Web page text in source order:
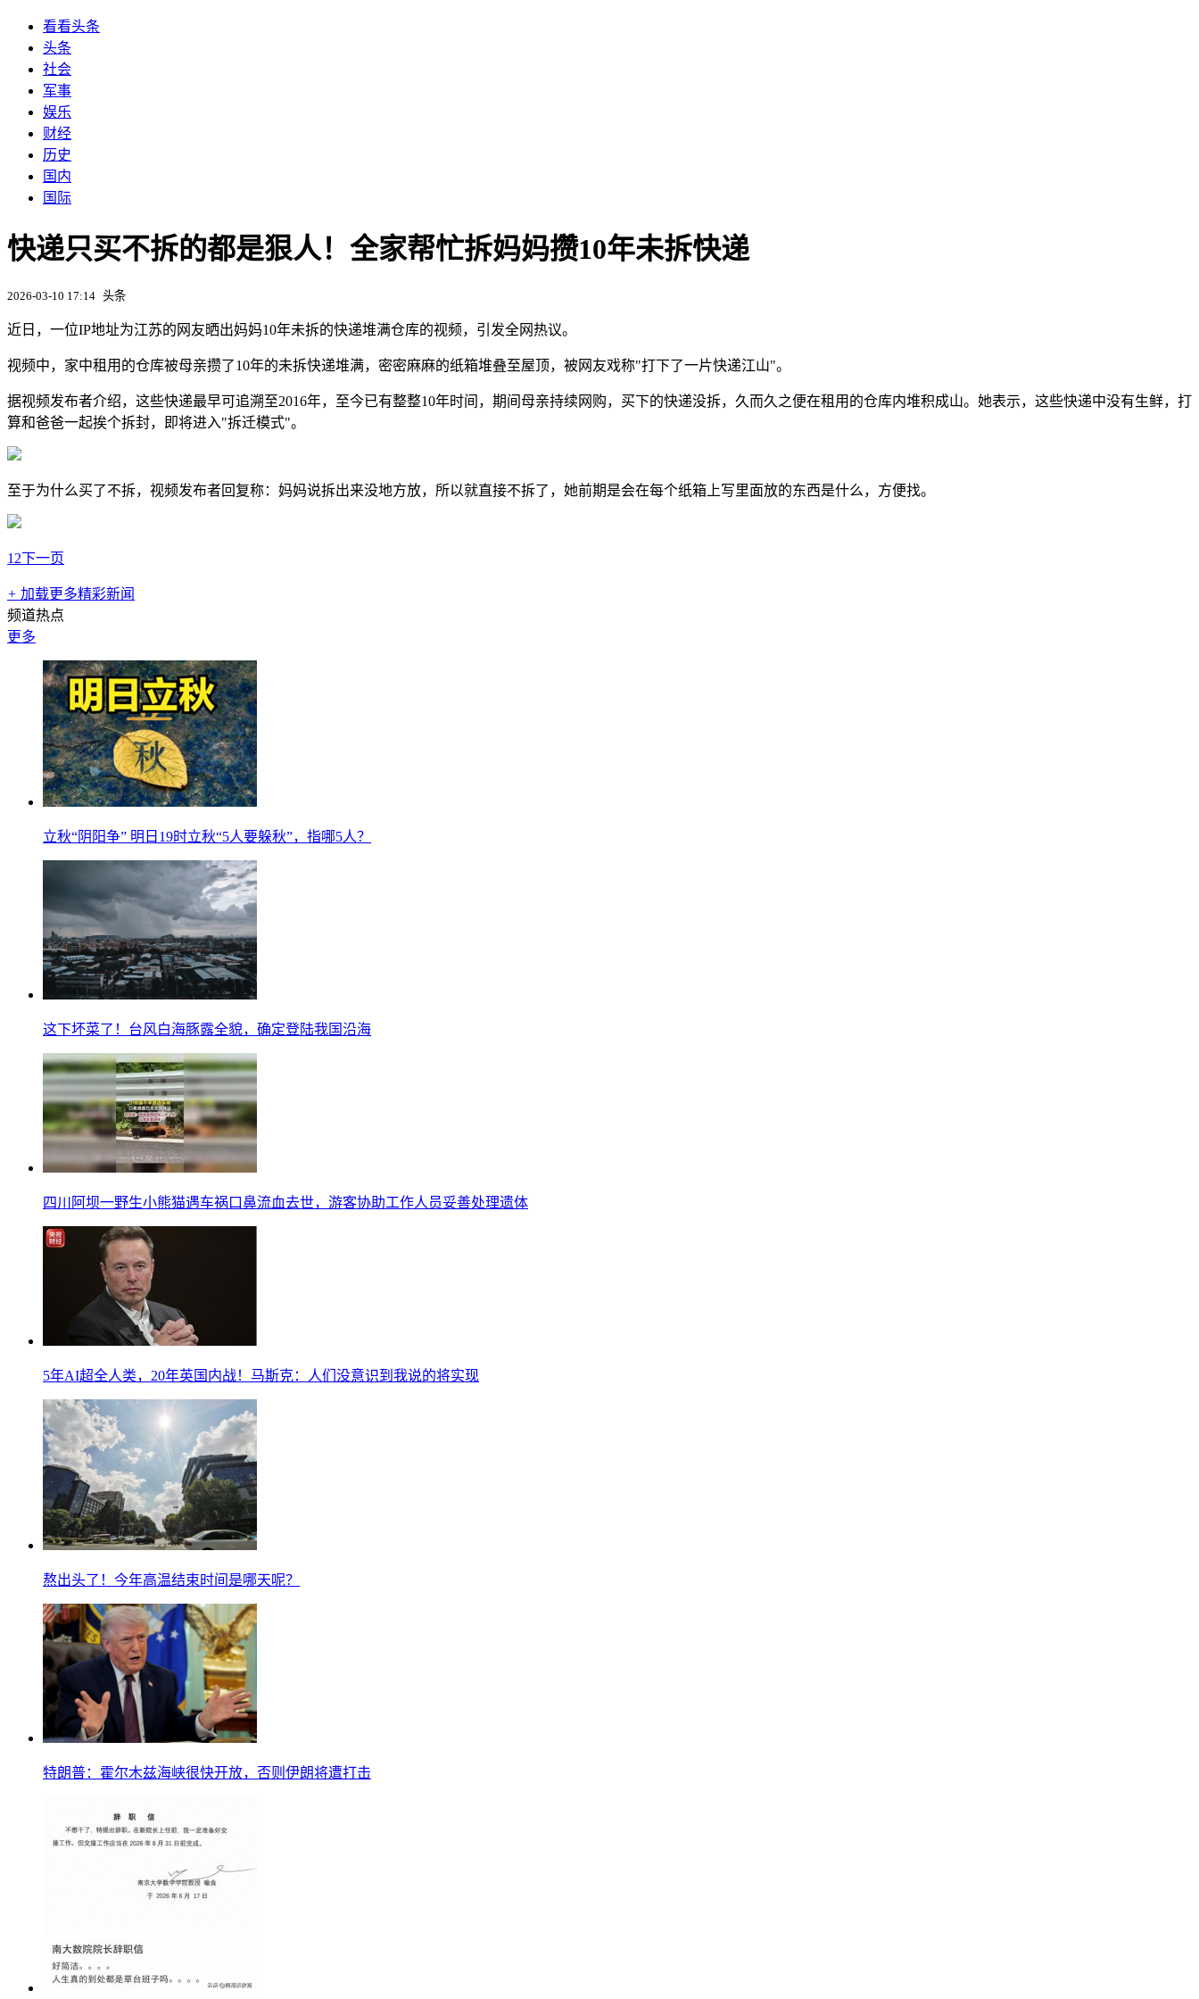
看看头条
头条
社会
军事
娱乐
财经
历史
国内
国际
快递只买不拆的都是狠人！全家帮忙拆妈妈攒10年未拆快递
2026-03-10 17:14 头条
近日，一位IP地址为江苏的网友晒出妈妈10年未拆的快递堆满仓库的视频，引发全网热议。
视频中，家中租用的仓库被母亲攒了10年的未拆快递堆满，密密麻麻的纸箱堆叠至屋顶，被网友戏称"打下了一片快递江山"。
据视频发布者介绍，这些快递最早可追溯至2016年，至今已有整整10年时间，期间母亲持续网购，买下的快递没拆，久而久之便在租用的仓库内堆积成山。她表示，这些快递中没有生鲜，打
算和爸爸一起挨个拆封，即将进入"拆迁模式"。
至于为什么买了不拆，视频发布者回复称：妈妈说拆出来没地方放，所以就直接不拆了，她前期是会在每个纸箱上写里面放的东西是什么，方便找。
1 2下一页
+ 加载更多精彩新闻
频道热点
更多
立秋“阴阳争” 明日19时立秋“5人要躲秋”，指哪5人？
这下坏菜了！台风白海豚露全貌，确定登陆我国沿海
四川阿坝一野生小熊猫遇车祸口鼻流血去世，游客协助工作人员妥善处理遗体
5年AI超全人类，20年英国内战！马斯克：人们没意识到我说的将实现
熬出头了！今年高温结束时间是哪天呢？
特朗普：霍尔木兹海峡很快开放，否则伊朗将遭打击